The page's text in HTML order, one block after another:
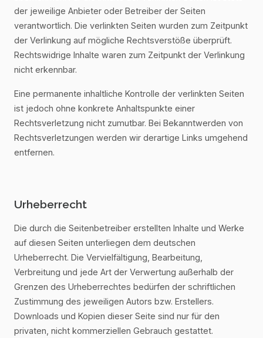
der jeweilige Anbieter oder Betreiber der Seiten
verantwortlich. Die verlinkten Seiten wurden zum Zeitpunkt
der Verlinkung auf mögliche Rechtsverstöße überprüft.
Rechtswidrige Inhalte waren zum Zeitpunkt der Verlinkung
nicht erkennbar.
Eine permanente inhaltliche Kontrolle der verlinkten Seiten
ist jedoch ohne konkrete Anhaltspunkte einer
Rechtsverletzung nicht zumutbar. Bei Bekanntwerden von
Rechtsverletzungen werden wir derartige Links umgehend
entfernen.
Urheberrecht
Die durch die Seitenbetreiber erstellten Inhalte und Werke
auf diesen Seiten unterliegen dem deutschen
Urheberrecht. Die Vervielfältigung, Bearbeitung,
Verbreitung und jede Art der Verwertung außerhalb der
Grenzen des Urheberrechtes bedürfen der schriftlichen
Zustimmung des jeweiligen Autors bzw. Erstellers.
Downloads und Kopien dieser Seite sind nur für den
privaten, nicht kommerziellen Gebrauch gestattet.